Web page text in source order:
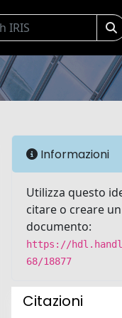
Informazioni
Utilizza questo
citare o creare
documento:
https://
68/18877
Citazioni